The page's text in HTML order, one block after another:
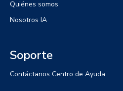
Quiénes somos
Nosotros IA
Soporte
Contáctanos Centro de Ayuda